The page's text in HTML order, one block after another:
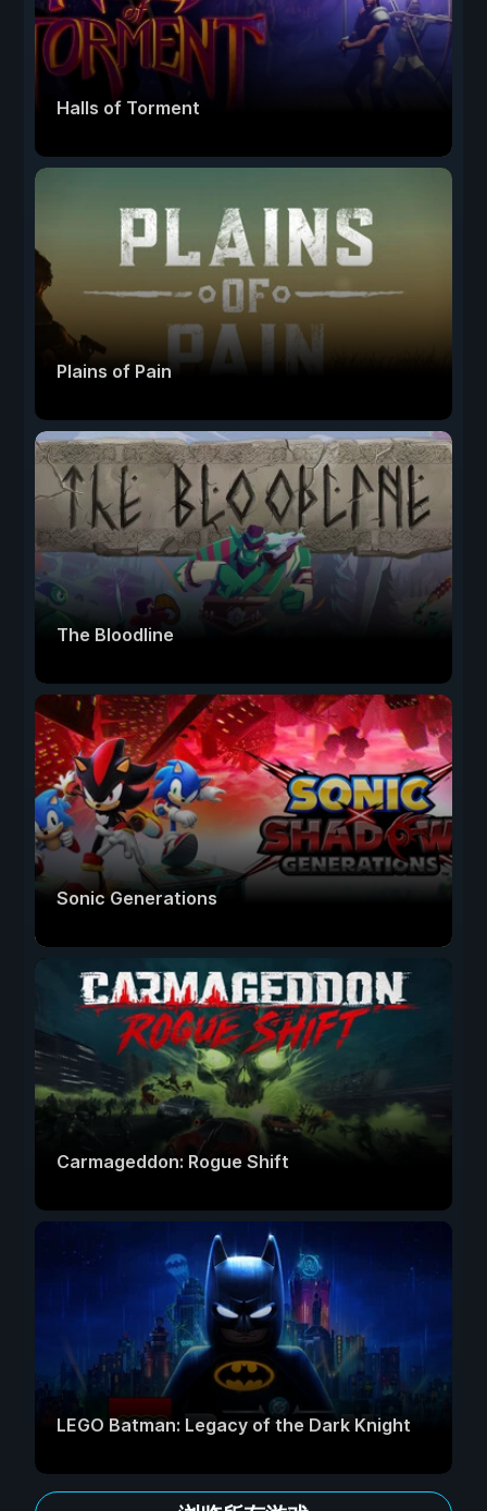
Halls of Torment
Plains of Pain
The Bloodline
Sonic Generations
Carmageddon: Rogue Shift
LEGO Batman: Legacy of the Dark Knight